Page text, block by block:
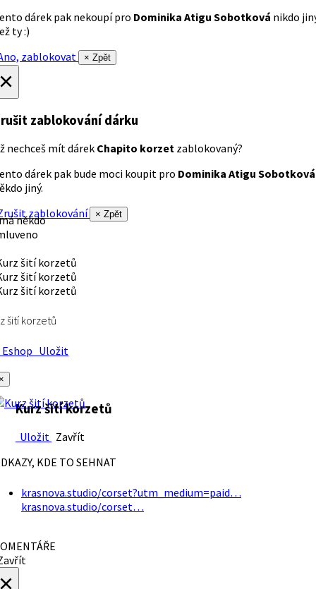
dárek pak nekoupí pro Dominika Atigu Sobotková nikdo
ty :)
zablokovat
× Zpět
zablokování dárku
nechceš mít dárek Chapito korzet zablokovaný?
dárek pak bude moci koupit pro Dominika Atigu Sobotková
jiný.
zablokování
× Zpět
někdo
šití korzetů
Uložit
Kurz šití korzetů
Uložit Zavřít
KDE TO SEHNAT
krasnova.studio/corset?utm_medium=paid…
krasnova.studio/corset…